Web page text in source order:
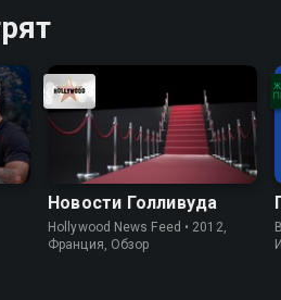
Новости Голливуда
Hollywood News Feed • 2012,
Франция, Обзор